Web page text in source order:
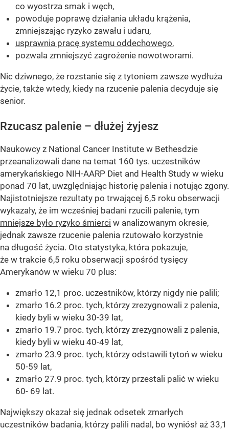
co wyostrza smak i węch,
powoduje poprawę działania układu krążenia,
zmniejszając ryzyko zawału i udaru,
usprawnia pracę systemu oddechowego,
pozwala zmniejszyć zagrożenie nowotworami.
Nic dziwnego, że rozstanie się z tytoniem zawsze wydłuża
życie, także wtedy, kiedy na rzucenie palenia decyduje się
senior.
Rzucasz palenie – dłużej żyjesz
Naukowcy z National Cancer Institute w Bethesdzie
przeanalizowali dane na temat 160 tys. uczestników
amerykańskiego NIH-AARP Diet and Health Study w wieku
ponad 70 lat, uwzględniając historię palenia i notując zgony.
Najistotniejsze rezultaty po trwającej 6,5 roku obserwacji
wykazały, że im wcześniej badani rzucili palenie, tym
mniejsze było ryzyko śmierci w analizowanym okresie,
jednak zawsze rzucenie palenia rzutowało korzystnie
na długość życia. Oto statystyka, która pokazuje,
że w trakcie 6,5 roku obserwacji spośród tysięcy
Amerykanów w wieku 70 plus:
zmarło 12,1 proc. uczestników, którzy nigdy nie palili;
zmarło 16.2 proc. tych, którzy zrezygnowali z palenia,
kiedy byli w wieku 30-39 lat,
zmarło 19.7 proc. tych, którzy zrezygnowali z palenia,
kiedy byli w wieku 40-49 lat,
zmarło 23.9 proc. tych, którzy odstawili tytoń w wieku
50-59 lat,
zmarło 27.9 proc. tych, którzy przestali palić w wieku
60- 69 lat.
Największy okazał się jednak odsetek zmarłych
uczestników badania, którzy palili nadal, bo wyniósł aż 33,1